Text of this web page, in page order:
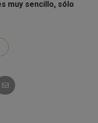
muy sencillo, sólo
de compra.
: En un plazo de 20
de tu ticket,
por valor de 0,50€.